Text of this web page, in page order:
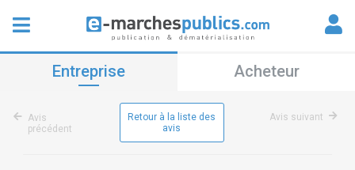
Entreprise Acheteur
Avis
précédent
Retour à la liste des
avis
Avis suivant